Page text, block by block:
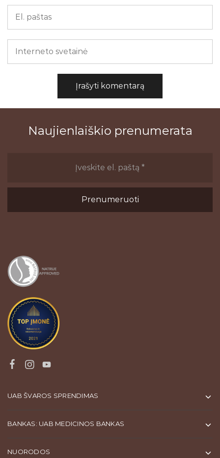
Naujienlaiškio prenumerata
UAB ŠVAROS SPRENDIMAS
BANKAS: UAB MEDICINOS BANKAS
NUORODOS